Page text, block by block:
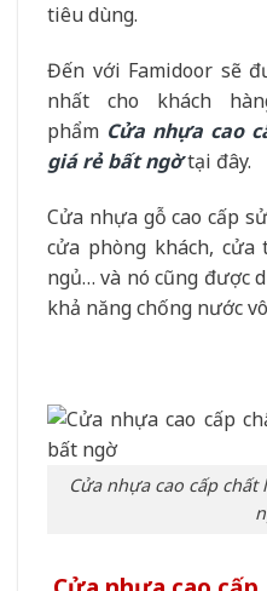
tiêu dùng.
Đến với Famidoor sẽ
nhất cho khách
phẩm Cửa nhựa cao
giá rẻ bất ngờtại đây.
Cửa nhựa gỗ cao cấp
cửa phòng khách, cửa
ngủ… và nó cũng được
khả năng chống nước
Cửa nhựa cao cấp